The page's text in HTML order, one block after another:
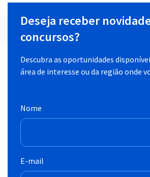
Deseja receber
concursos?
Descubra as oportunidades
área de interesse ou da região onde
Nome
E-mail